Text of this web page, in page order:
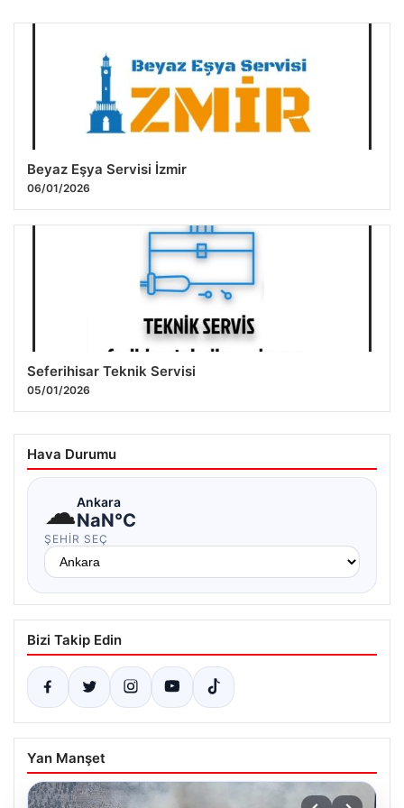
Beyaz Eşya Servisi İzmir
06/01/2026
Seferihisar Teknik Servisi
05/01/2026
Hava Durumu
☁Ankara
NaN°C
ŞEHIR SEÇ
Bizi Takip Edin
Yan Manşet